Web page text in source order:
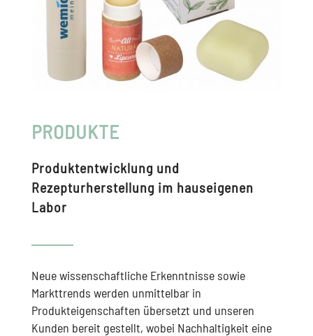
PRODUKTE
Produktentwicklung und
Rezepturherstellung im hauseigenen
Labor
Neue wissenschaftliche Erkenntnisse sowie
Markttrends werden unmittelbar in
Produkteigenschaften übersetzt und unseren
Kunden bereit gestellt, wobei Nachhaltigkeit eine